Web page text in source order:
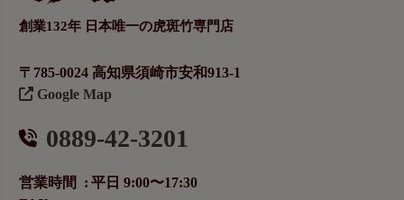
創業132年 日本唯一の虎斑竹専門店
〒785-0024 高知県須崎市安和913-1
Google Map
0889-42-3201
営業時間
平日 9:00〜17:30